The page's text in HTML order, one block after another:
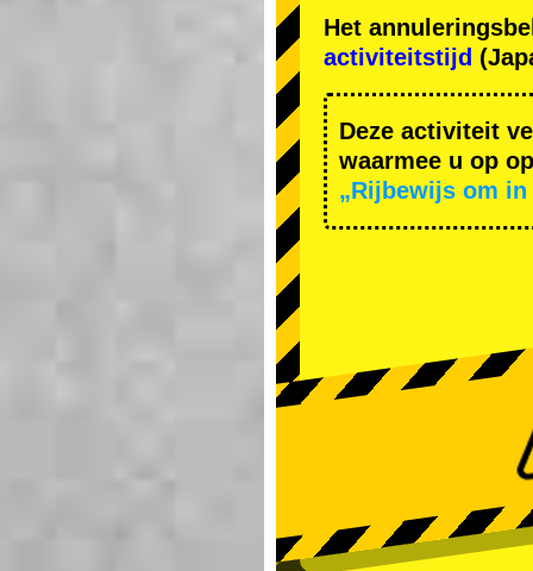
Het
activiteitstijd
Deze activiteit
waarmee u op
„Rijbewijs om